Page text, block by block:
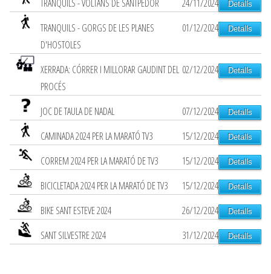
TRANQUILS - VOLTANS DE SANTPEDOR 24/11/2024 Detalls
TRANQUILS - GORGS DE LES PLANES
D'HOSTOLES
01/12/2024 Detalls
XERRADA: CÓRRER I MILLORAR GAUDINT DEL
PROCÉS
02/12/2024 Detalls
JOC DE TAULA DE NADAL 07/12/2024 Detalls
CAMINADA 2024 PER LA MARATÓ TV3 15/12/2024 Detalls
CORREM 2024 PER LA MARATÓ DE TV3 15/12/2024 Detalls
BICICLETADA 2024 PER LA MARATÓ DE TV3 15/12/2024 Detalls
BIKE SANT ESTEVE 2024 26/12/2024 Detalls
SANT SILVESTRE 2024 31/12/2024 Detalls